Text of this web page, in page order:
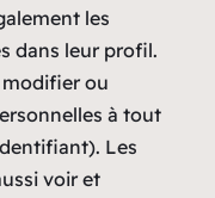
les
dans leur profil.
modifier ou
à tout
Les
voir et